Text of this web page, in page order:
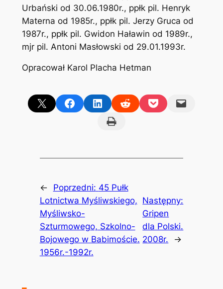
Urbański od 30.06.1980r., ppłk pil. Henryk
Materna od 1985r., ppłk pil. Jerzy Gruca od
1987r., ppłk pil. Gwidon Haławin od 1989r.,
mjr pil. Antoni Masłowski od 29.01.1993r.
Opracował Karol Placha Hetman
Share on X Share on FacebookShare on LinkedInShare on RedditShare on PocketEmail this Page
Print this Page
← Poprzedni: 45 Pułk
Lotnictwa Myśliwskiego,
Myśliwsko-
Szturmowego, Szkolno-
Bojowego w Babimoście.
1956r.-1992r.
Następny:
Gripen
dla Polski.
2008r.
→